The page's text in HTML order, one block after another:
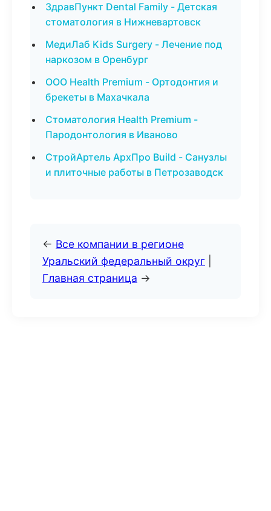
ЗдравПункт Dental Family - Детская
стоматология в Нижневартовск
МедиЛаб Kids Surgery - Лечение под
наркозом в Оренбург
ООО Health Premium - Ортодонтия и
брекеты в Махачкала
Стоматология Health Premium -
Пародонтология в Иваново
СтройАртель АрхПро Build - Санузлы
и плиточные работы в Петрозаводск
← Все компании в регионе
Уральский федеральный округ
Главная страница →